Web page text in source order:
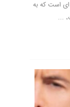
ای است که به
...